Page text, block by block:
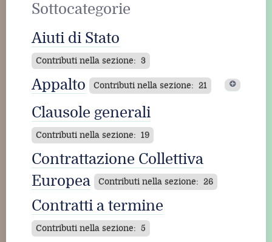
Sottocategorie
Aiuti di Stato
Contributi nella sezione: 3
Appalto Contributi nella sezione: 21
Appalto di servizi
Contributi nella sezione: 1
Clausole generali
Contributi nella sezione: 19
Contrattazione Collettiva
Europea
Contributi nella sezione: 26
Contratti a termine
Contributi nella sezione: 5